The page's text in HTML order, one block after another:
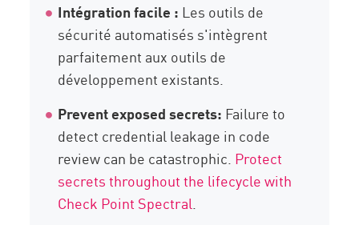
Intégration facile : Les outils de
sécurité automatisés s'intègrent
parfaitement aux outils de
développement existants.
Prevent exposed secrets: Failure to
detect credential leakage in code
review can be catastrophic. Protect
secrets throughout the lifecycle with
Check Point Spectral.